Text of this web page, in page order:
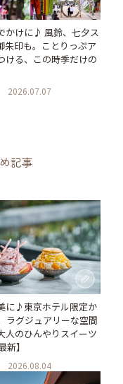
かけに♪ 風鈴、七夕ス
朱印も。ことりっぷア
ける、この時季だけの
2026.07.07
記事
に♪東京ホテル限定か
ラグジュアリーな空間
人のひんやりスイーツ
新】
2026.08.04